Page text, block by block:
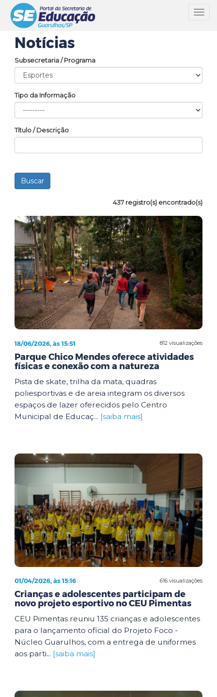
Notícias
Subsecretaria / Programa
Tipo da Informação
Título / Descrição
437 registro(s) encontrado(s)
812 visualizações
18/06/2026, às 15:51
Parque Chico Mendes oferece atividades
físicas e conexão com a natureza
Pista de skate, trilha da mata, quadras
poliesportivas e de areia integram os diversos
espaços de lazer oferecidos pelo Centro
Municipal de Educaç... [saiba mais]
616 visualizações
01/04/2026, às 15:16
Crianças e adolescentes participam de
novo projeto esportivo no CEU Pimentas
CEU Pimentas reuniu 135 crianças e adolescentes
para o lançamento oficial do Projeto Foco -
Núcleo Guarulhos, com a entrega de uniformes
aos parti... [saiba mais]